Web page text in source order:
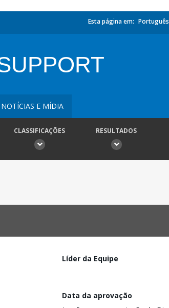
Esta página em: Português
NOTÍCIAS E MÍDIA
CLASSIFICAÇÕES RESULTADOS
Líder da Equipe
Data da aprovação